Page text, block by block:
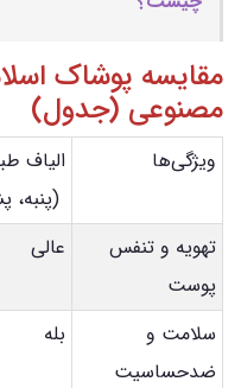
مقایسه پوشاک
مصنوعی (جدول)
ویژگی‌ها
الیاف
(پنبه،
تهویه و تنفس
پوست
عالی
سلامت و
ضدحساسیت
بله